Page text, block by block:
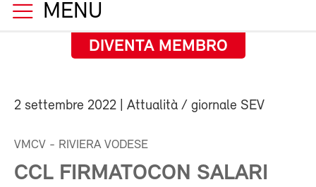
MENU
DIVENTA MEMBRO
2 settembre 2022 | Attualità / giornale SEV
VMCV - RIVIERA VODESE
CCL FIRMATOCON SALARI